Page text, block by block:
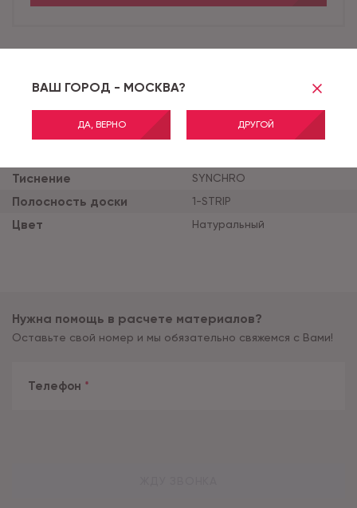
ВАШ ГОРОД - МОСКВА?
ДА, ВЕРНО ДРУГОЙ
Коллекция
Класс применения 33
Толщина продукта (мм)
Тиснение SYNCHRO
Полосность доски 1-STRIP
Цвет Натуральный
Нужна помощь в расчете материалов?
Оставьте свой номер и мы обязательно свяжемся с Вами!
Телефон *